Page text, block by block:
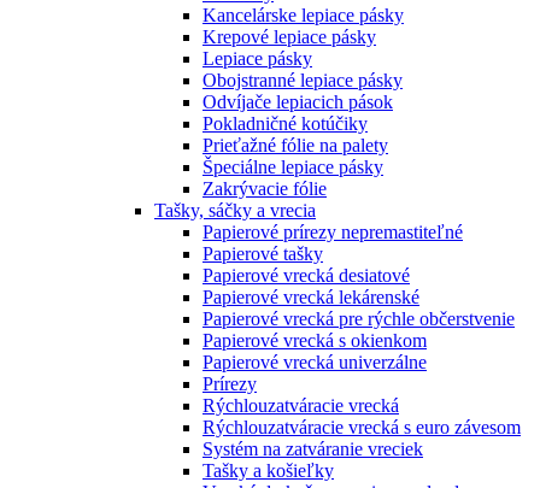
Kancelárske lepiace pásky
Krepové lepiace pásky
Lepiace pásky
Obojstranné lepiace pásky
Odvíjače lepiacich pások
Pokladničné kotúčiky
Prieťažné fólie na palety
Špeciálne lepiace pásky
Zakrývacie fólie
Tašky, sáčky a vrecia
Papierové prírezy nepremastiteľné
Papierové tašky
Papierové vrecká desiatové
Papierové vrecká lekárenské
Papierové vrecká pre rýchle občerstvenie
Papierové vrecká s okienkom
Papierové vrecká univerzálne
Prírezy
Rýchlouzatváracie vrecká
Rýchlouzatváracie vrecká s euro závesom
Systém na zatváranie vreciek
Tašky a košieľky